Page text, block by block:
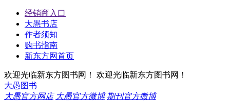
经销商入口
大愚书店
作者须知
购书指南
新东方网首页
欢迎光临新东方图书网！
欢迎光临新东方图书网！
大愚图书
大愚官方网店 大愚官方微博 期刊官方微博